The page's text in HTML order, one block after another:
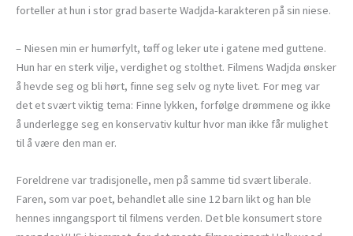
forteller at hun i stor grad baserte Wadjda-karakteren på sin niese.
– Niesen min er humørfylt, tøff og leker ute i gatene med guttene.
Hun har en sterk vilje, verdighet og stolthet. Filmens Wadjda ønsker
å hevde seg og bli hørt, finne seg selv og nyte livet. For meg var
det et svært viktig tema: Finne lykken, forfølge drømmene og ikke
å underlegge seg en konservativ kultur hvor man ikke får mulighet
til å være den man er.
Foreldrene var tradisjonelle, men på samme tid svært liberale.
Faren, som var poet, behandlet alle sine 12 barn likt og han ble
hennes inngangsport til filmens verden. Det ble konsumert store